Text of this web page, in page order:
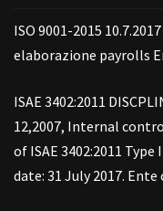
ISO 9001-2015
elaborazione payrolls
ISAE 3402:2011
12,2007, Internal
of ISAE 3402:2011
date: 31 July 2017.